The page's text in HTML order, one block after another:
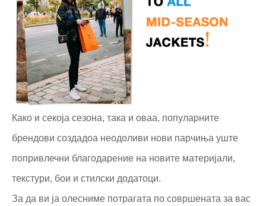
Како и секоја сезона, така и оваа, популарните
брендови создадоа неодоливи нови парчиња уште
попривлечни благодарение на новите материјали,
текстури, бои и стилски додатоци.
За да ви ја олесниме потрагата по совршената за вас